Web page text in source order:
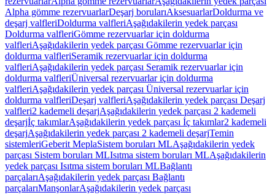
Alpha gömme rezervuarlarDeşarj borularıAksesuarlarDoldurma ve
deşarj valfleriDoldurma valfleriAşağıdakilerin yedek parçası
Doldurma valfleriGömme rezervuarlar için doldurma
valfleriAşağıdakilerin yedek parçası Gömme rezervuarlar için
doldurma valfleriSeramik rezervuarlar için doldurma
valfleriAşağıdakilerin yedek parçası Seramik rezervuarlar için
doldurma valfleriÜniversal rezervuarlar için doldurma
valfleriAşağıdakilerin yedek parçası Üniversal rezervuarlar için
doldurma valfleriDeşarj valfleriAşağıdakilerin yedek parçası Deşarj
valfleri2 kademeli deşarjAşağıdakilerin yedek parçası 2 kademeli
deşarjİç takımlarAşağıdakilerin yedek parçası İç takımlar2 kademeli
deşarjAşağıdakilerin yedek parçası 2 kademeli deşarjTemin
sistemleriGeberit MeplaSistem boruları MLAşağıdakilerin yedek
parçası Sistem boruları MLIsıtma sistem boruları MLAşağıdakilerin
yedek parçası Isıtma sistem boruları MLBağlantı
parçalarıAşağıdakilerin yedek parçası Bağlantı
parçalarıManşonlarAşağıdakilerin yedek parçası